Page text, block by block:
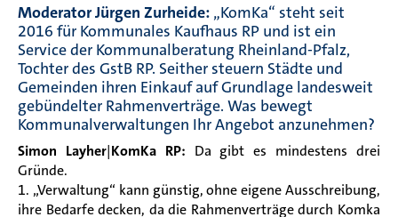
Moderator Jürgen Zurheide: „KomKa“ steht seit
2016 für Kommunales Kaufhaus RP und ist ein
Service der Kommunalberatung Rheinland-Pfalz,
Tochter des GstB RP. Seither steuern Städte und
Gemeinden ihren Einkauf auf Grundlage landesweit
gebündelter Rahmenverträge. Was bewegt
Kommunalverwaltungen Ihr Angebot anzunehmen?
Simon Layher|KomKa RP: Da gibt es mindestens drei
Gründe.
1. „Verwaltung“ kann günstig, ohne eigene Ausschreibung,
ihre Bedarfe decken, da die Rahmenverträge durch Komka